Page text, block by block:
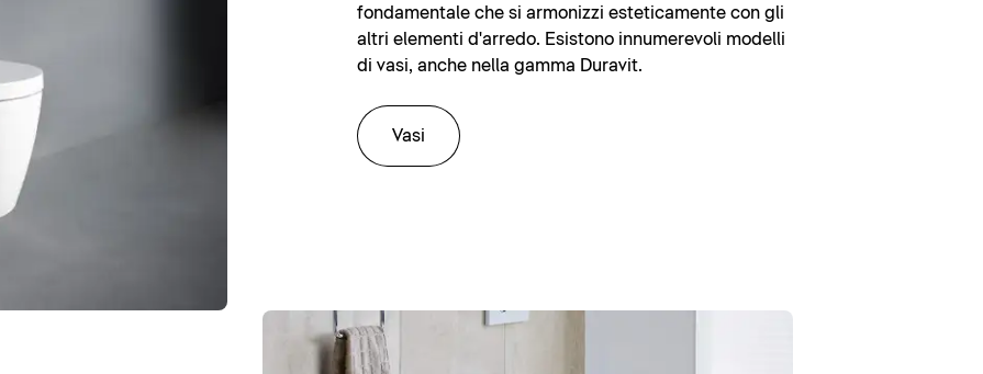
fondamentale che si armonizzi esteticamente con gli
altri elementi d'arredo. Esistono innumerevoli modelli
di vasi, anche nella gamma Duravit.
Vasi